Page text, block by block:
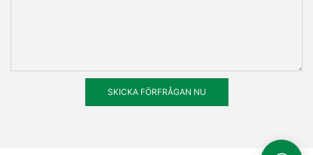
SKICKA FÖRFRÅGAN NU